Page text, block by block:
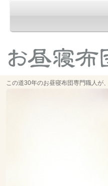
この道30年のお昼寝布団専門職人が